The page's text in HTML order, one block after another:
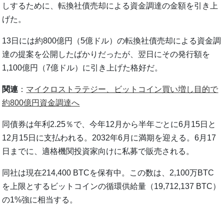
しするために、転換社債売却による資金調達の金額を引き上
げた。
13日には約800億円（5億ドル）の転換社債売却による資金調
達の提案を公開したばかりだったが、翌日にその発行額を
1,100億円（7億ドル）に引き上げた格好だ。
関連 ： マイクロストラテジー、ビットコイン買い増し目的で
約800億円資金調達へ
同債券は年利2.25％で、今年12月から半年ごとに6月15日と
12月15日に支払われる。2032年6月に満期を迎える。6月17
日までに、適格機関投資家向けに私募で販売される。
同社は現在214,400 BTCを保有中。この数は、2,100万BTC
を上限とするビットコインの循環供給量（19,712,137 BTC）
の1%強に相当する。